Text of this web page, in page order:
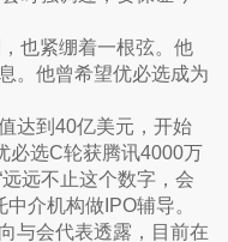
也紧绷着一根弦。他
。他曾希望优必选成为
达到40亿美元，开始
必选C轮获腾讯4000万
远不止这个数字，会
介机构做IPO辅导。
与会代表透露，目前在